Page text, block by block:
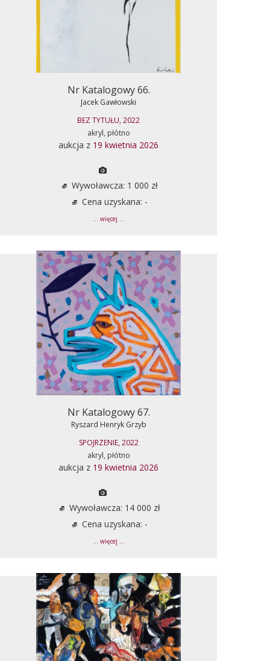
Nr Katalogowy 66.
Jacek Gawłowski
BEZ TYTUŁU, 2022
akryl, płótno
aukcja z 19 kwietnia 2026
Wywoławcza: 1 000 zł
Cena uzyskana: -
... więcej ...
Nr Katalogowy 67.
Ryszard Henryk Grzyb
SPOJRZENIE, 2022
akryl, płótno
aukcja z 19 kwietnia 2026
Wywoławcza: 14 000 zł
Cena uzyskana: -
... więcej ...